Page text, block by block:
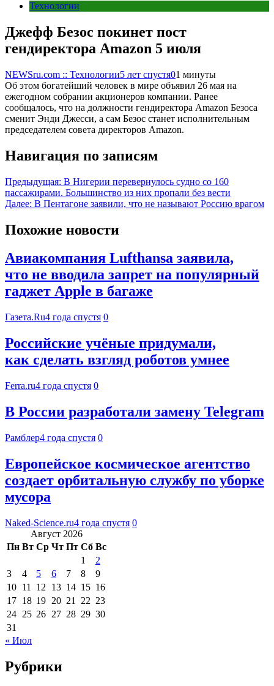
Технологии
Джефф Безос покинет пост
гендиректора Amazon 5 июля
NEWSru.com :: Технологии5 лет спустя01 минуты
Об этом богатейший человек в мире объявил 26 мая на
ежегодном собрании акционеров компании. Ранее
сообщалось, что на должности гендиректора Amazon Безоса
сменит Энди Джесси, а сам Безос станет исполнительным
председателем совета директоров Amazon.
Навигация по записям
Предыдущая: В Нигерии перевернулось судно со 160
пассажирами. Большинство из них пропали без вести
Далее: В Пентагоне заявили, что не называют Россию врагом
Похожие новости
Авиакомпания Lufthansa заявила,
что не вводила запрет на популярный
гаджет Apple в багаже
Газета.Ru4 года спустя 0
Российские учёные придумали,
как сделать взгляд роботов умнее
Ferra.ru4 года спустя 0
В России разработали замену Telegram
Рамблер4 года спустя 0
Европейское космическое агентство
создает орбитальную службу по уборке
мусора
Naked-Science.ru4 года спустя 0
Август 2026
Пн Вт Ср Чт Пт Сб Вс
1
2
3
4 5 6 7 8
9
10 11 12 13 14 15 16
17 18 19 20 21 22 23
24 25 26 27 28 29 30
31
« Июл
Рубрики